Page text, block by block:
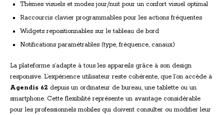
Thèmes visuels et modes jour/nuit pour un confort visuel optimal
Raccourcis clavier programmables pour les actions fréquentes
Widgets repositionnables sur le tableau de bord
Notifications paramétrables (type, fréquence, canaux)
La plateforme s’adapte à tous les appareils grâce à son design
responsive. L’expérience utilisateur reste cohérente, que l’on accède à
Agendis 62 depuis un ordinateur de bureau, une tablette ou un
smartphone. Cette flexibilité représente un avantage considérable
pour les professionnels mobiles qui doivent consulter ou modifier leur